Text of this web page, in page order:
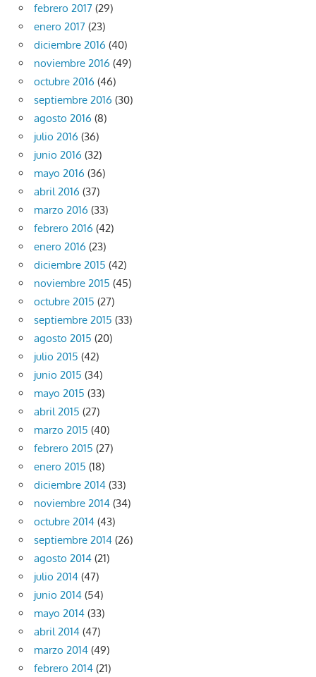
febrero 2017 (29)
enero 2017 (23)
diciembre 2016 (40)
noviembre 2016 (49)
octubre 2016 (46)
septiembre 2016 (30)
agosto 2016 (8)
julio 2016 (36)
junio 2016 (32)
mayo 2016 (36)
abril 2016 (37)
marzo 2016 (33)
febrero 2016 (42)
enero 2016 (23)
diciembre 2015 (42)
noviembre 2015 (45)
octubre 2015 (27)
septiembre 2015 (33)
agosto 2015 (20)
julio 2015 (42)
junio 2015 (34)
mayo 2015 (33)
abril 2015 (27)
marzo 2015 (40)
febrero 2015 (27)
enero 2015 (18)
diciembre 2014 (33)
noviembre 2014 (34)
octubre 2014 (43)
septiembre 2014 (26)
agosto 2014 (21)
julio 2014 (47)
junio 2014 (54)
mayo 2014 (33)
abril 2014 (47)
marzo 2014 (49)
febrero 2014 (21)